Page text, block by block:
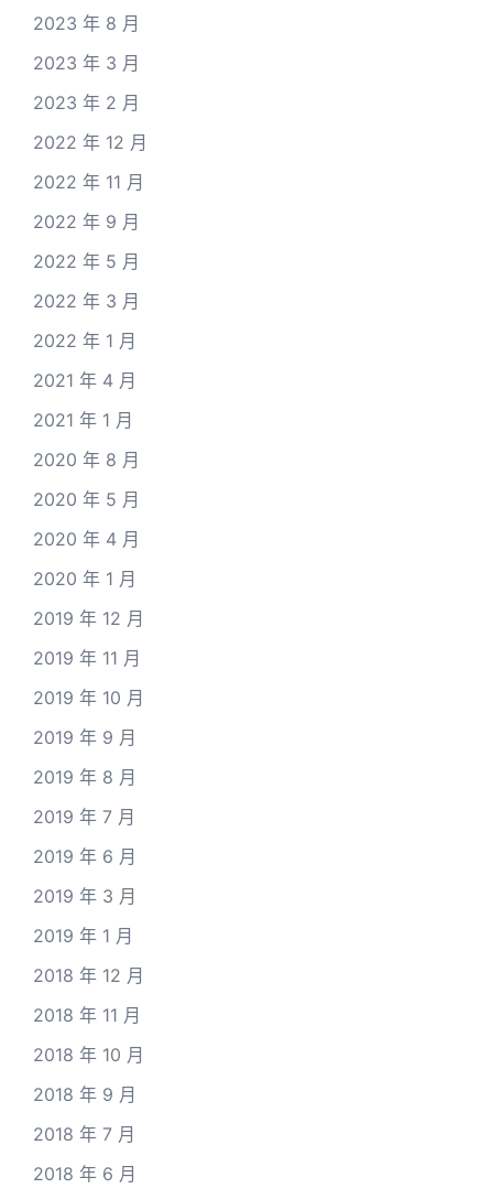
2023 年 8 月
2023 年 3 月
2023 年 2 月
2022 年 12 月
2022 年 11 月
2022 年 9 月
2022 年 5 月
2022 年 3 月
2022 年 1 月
2021 年 4 月
2021 年 1 月
2020 年 8 月
2020 年 5 月
2020 年 4 月
2020 年 1 月
2019 年 12 月
2019 年 11 月
2019 年 10 月
2019 年 9 月
2019 年 8 月
2019 年 7 月
2019 年 6 月
2019 年 3 月
2019 年 1 月
2018 年 12 月
2018 年 11 月
2018 年 10 月
2018 年 9 月
2018 年 7 月
2018 年 6 月